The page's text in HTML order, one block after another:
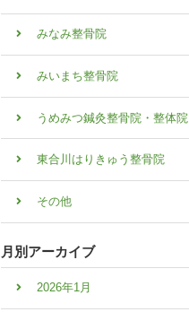
みなみ整骨院
みいまち整骨院
うめみつ鍼灸整骨院・整体院
東合川はりきゅう整骨院
その他
月別アーカイブ
2026年1月